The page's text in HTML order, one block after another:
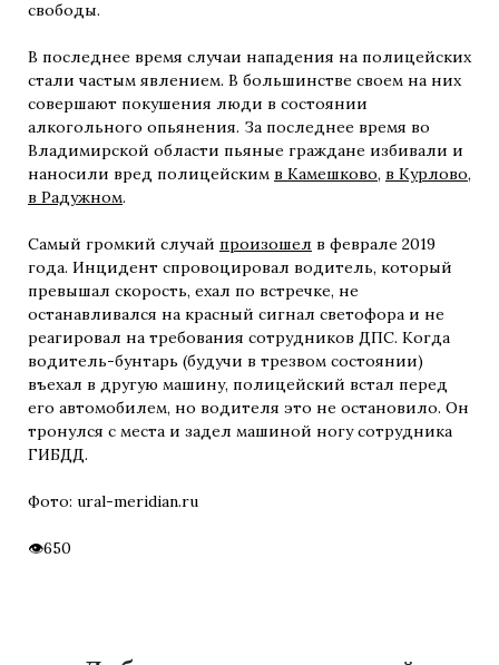
свободы.
В последнее время случаи нападения на полицейских
стали частым явлением. В большинстве своем на них
совершают покушения люди в состоянии
алкогольного опьянения. За последнее время во
Владимирской области пьяные граждане избивали и
наносили вред полицейским в Камешково, в Курлово,
в Радужном.
Самый громкий случай произошел в феврале 2019
года. Инцидент спровоцировал водитель, который
превышал скорость, ехал по встречке, не
останавливался на красный сигнал светофора и не
реагировал на требования сотрудников ДПС. Когда
водитель-бунтарь (будучи в трезвом состоянии)
въехал в другую машину, полицейский встал перед
его автомобилем, но водителя это не остановило. Он
тронулся с места и задел машиной ногу сотрудника
ГИБДД.
Фото: ural-meridian.ru
650